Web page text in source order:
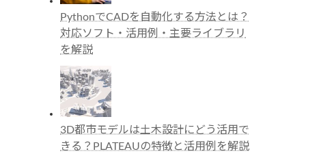
PythonでCADを自動化する方法とは？
対応ソフト・活用例・主要ライブラリ
を解説
3D都市モデルは土木設計にどう活用で
きる？PLATEAUの特徴と活用例を解説